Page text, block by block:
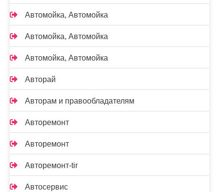
Автомойка, Автомойка
Автомойка, Автомойка
Автомойка, Автомойка
Авторай
Авторам и правообладателям
Авторемонт
Авторемонт
Авторемонт-tir
Автосервис